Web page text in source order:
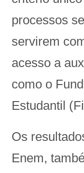
processos
servirem
acesso a
como o
Estudantil
Os
Enem,